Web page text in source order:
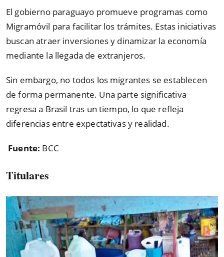
El gobierno paraguayo promueve programas como
Migramóvil para facilitar los trámites. Estas iniciativas
buscan atraer inversiones y dinamizar la economía
mediante la llegada de extranjeros.
Sin embargo, no todos los migrantes se establecen
de forma permanente. Una parte significativa
regresa a Brasil tras un tiempo, lo que refleja
diferencias entre expectativas y realidad.
Fuente: BCC
Titulares